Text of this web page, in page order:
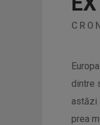
dintre
astăzi
prea